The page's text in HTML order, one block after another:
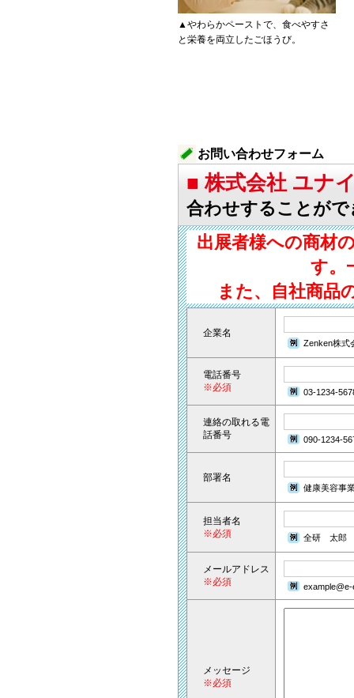
▲やわらかペーストで、食べやすさ
と栄養を両立したごほうび。
お問い合わせフォーム
■ 株式会社 ユナ
合わせすることが
出展者様への商材
す。
また、自社商品
企業名
Zenken株式
電話番号
※必須
03-1234-
連絡の取れる電
話番号
090-1234-
部署名
健康美容事
担当者名
※必須
全研 太郎
メールアドレス
※必須
メッセージ
※必須